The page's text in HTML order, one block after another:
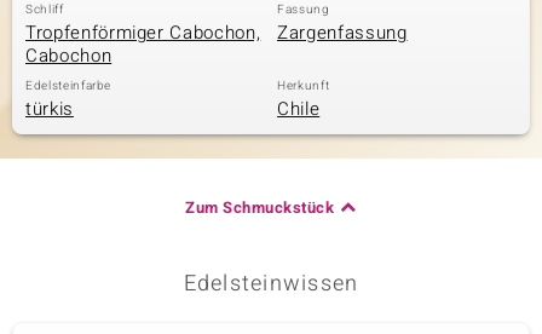
Schliff
Tropfenförmiger Cabochon,
Cabochon
Fassung
Zargenfassung
Edelsteinfarbe
türkis
Herkunft
Chile
Zum Schmuckstück
Edelsteinwissen